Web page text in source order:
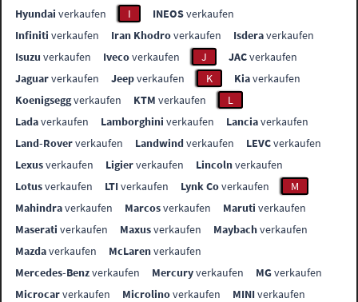
Hyundai verkaufen I INEOSverkaufen
Infiniti verkaufen Iran Khodroverkaufen Isderaverkaufen
Isuzu verkaufen Ivecoverkaufen J JACverkaufen
Jaguarverkaufen Jeepverkaufen K Kiaverkaufen
Koenigseggverkaufen KTM verkaufen
L
Ladaverkaufen Lamborghini verkaufen Lanciaverkaufen
Land-Roververkaufen Landwindverkaufen LEVCverkaufen
Lexusverkaufen Ligierverkaufen Lincolnverkaufen
Lotusverkaufen LTIverkaufen Lynk Coverkaufen
M
Mahindraverkaufen Marcosverkaufen Maruti verkaufen
Maserati verkaufen Maxusverkaufen Maybachverkaufen
Mazdaverkaufen McLarenverkaufen
Mercedes-Benzverkaufen Mercuryverkaufen MGverkaufen
Microcarverkaufen Microlinoverkaufen MINIverkaufen